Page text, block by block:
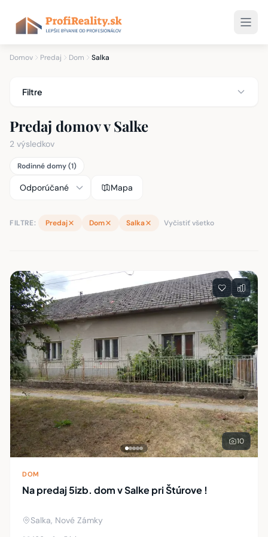
Domov Predaj Dom Salka
Filtre
Predaj domov v Salke
2 výsledkov
Rodinné domy (1)
Mapa
FILTRE: Predaj Dom Salka Vyčistiť všetko
Zoznam nehnuteľností
10
DOM
Na predaj 5izb. dom v Salke pri Štúrove !
Salka, Nové Zámky